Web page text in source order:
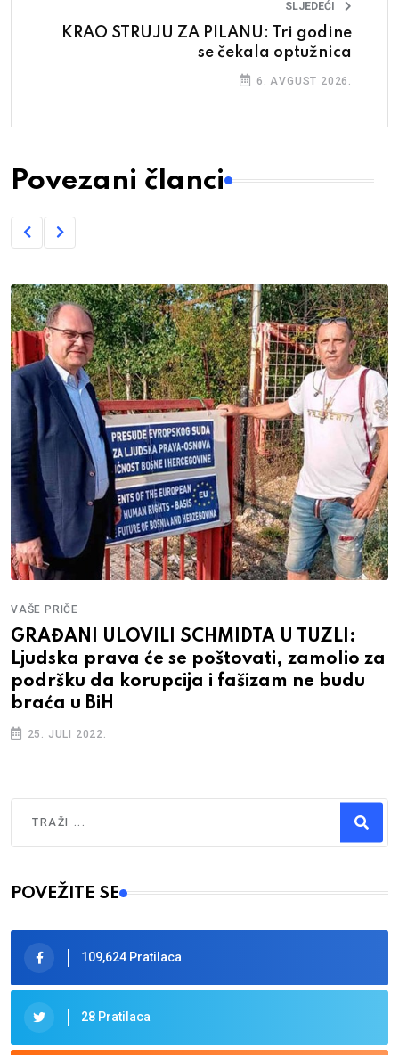
SLJEDEĆI
KRAO STRUJU ZA PILANU: Tri godine
se čekala optužnica
6. AVGUST 2026.
Povezani članci
ULOVILI SCHMIDTA U TUZLI:
prava će se poštovati, zamolio za
da korupcija i fašizam ne budu
BiH
2022.
Srbi
DF
Type 2 or more characters for results.
POVEŽITE SE
109,624 Pratilaca
28 Pratilaca